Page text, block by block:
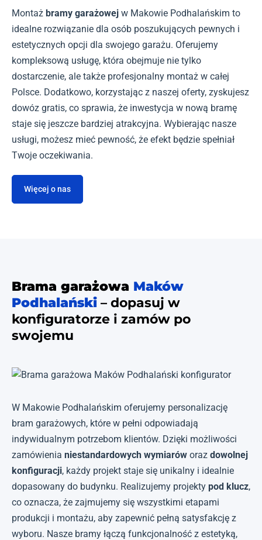
Montaż bramy garażowej w Makowie Podhalańskim to
idealne rozwiązanie dla osób poszukujących pewnych i
estetycznych opcji dla swojego garażu. Oferujemy
kompleksową usługę, która obejmuje nie tylko
dostarczenie, ale także profesjonalny montaż w całej
Polsce. Dodatkowo, korzystając z naszej oferty, zyskujesz
dowóz gratis, co sprawia, że inwestycja w nową bramę
staje się jeszcze bardziej atrakcyjna. Wybierając nasze
usługi, możesz mieć pewność, że efekt będzie spełniał
Twoje oczekiwania.
Więcej o nas
Brama garażowa Maków
Podhalański – dopasuj w
konfiguratorze i zamów po
swojemu
W Makowie Podhalańskim oferujemy personalizację
bram garażowych, które w pełni odpowiadają
indywidualnym potrzebom klientów. Dzięki możliwości
zamówienia niestandardowych wymiarów oraz dowolnej
konfiguracji, każdy projekt staje się unikalny i idealnie
dopasowany do budynku. Realizujemy projekty pod klucz,
co oznacza, że zajmujemy się wszystkimi etapami
produkcji i montażu, aby zapewnić pełną satysfakcję z
wyboru. Nasze bramy łączą funkcjonalność z estetyką,